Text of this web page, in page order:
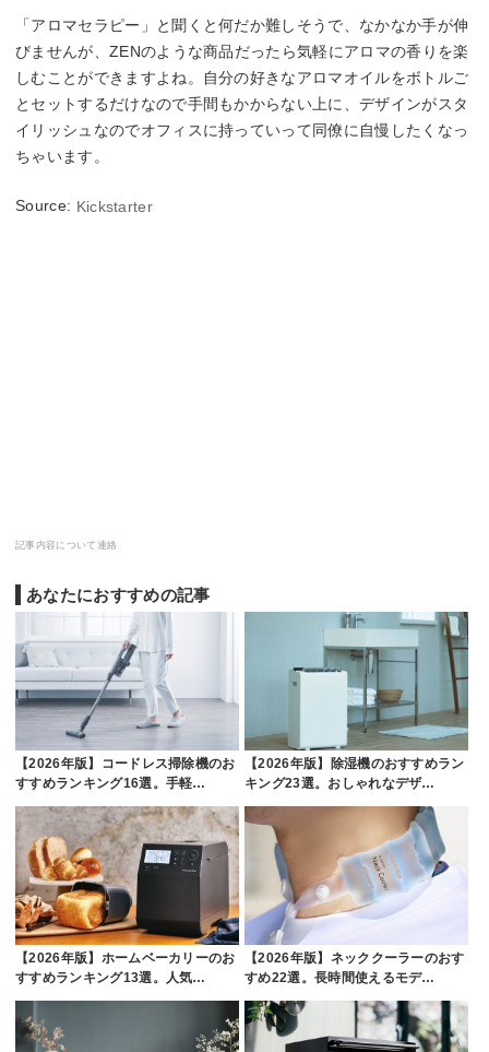
「アロマセラピー」と聞くと何だか難しそうで、なかなか手が伸
びませんが、ZENのような商品だったら気軽にアロマの香りを楽
しむことができますよね。自分の好きなアロマオイルをボトルご
とセットするだけなので手間もかからない上に、デザインがスタ
イリッシュなのでオフィスに持っていって同僚に自慢したくなっ
ちゃいます。
Source: Kickstarter
記事内容について連絡
あなたにおすすめの記事
【2026年版】コードレス掃除機のお
すすめランキング16選。手軽…
【2026年版】除湿機のおすすめラン
キング23選。おしゃれなデザ…
【2026年版】ホームベーカリーのお
すすめランキング13選。人気…
【2026年版】ネッククーラーのおす
すめ22選。長時間使えるモデ…